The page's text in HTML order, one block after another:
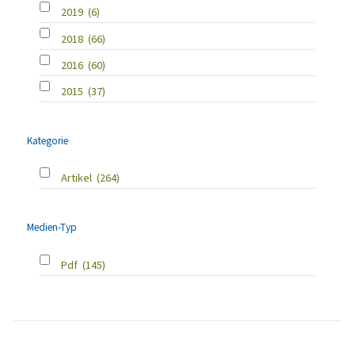
2019 (6)
2018 (66)
2016 (60)
2015 (37)
Kategorie
Artikel (264)
Medien-Typ
Pdf (145)